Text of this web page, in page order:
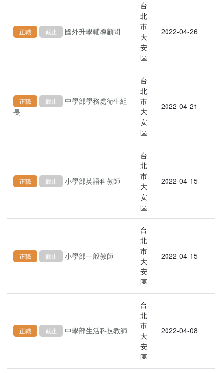
正職 截止 國外升學輔導顧問
台
北
市
大
安
區
2022-04-26
正職 截止
中學部學務處衛生組
長
台
北
市
大
安
區
2022-04-21
正職 截止 小學部英語科教師
台
北
市
大
安
區
2022-04-15
正職 截止 小學部一般教師
台
北
市
大
安
區
2022-04-15
正職 截止 中學部生活科技教師
台
北
市
大
安
區
2022-04-08